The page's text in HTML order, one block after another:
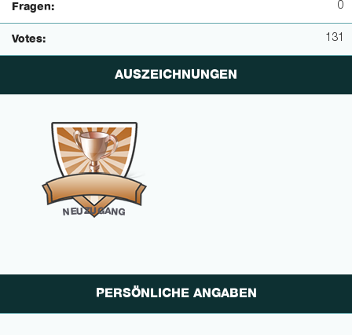
Fragen: 0
Votes: 131
AUSZEICHNUNGEN
NEUZUGANG
PERSÖNLICHE ANGABEN